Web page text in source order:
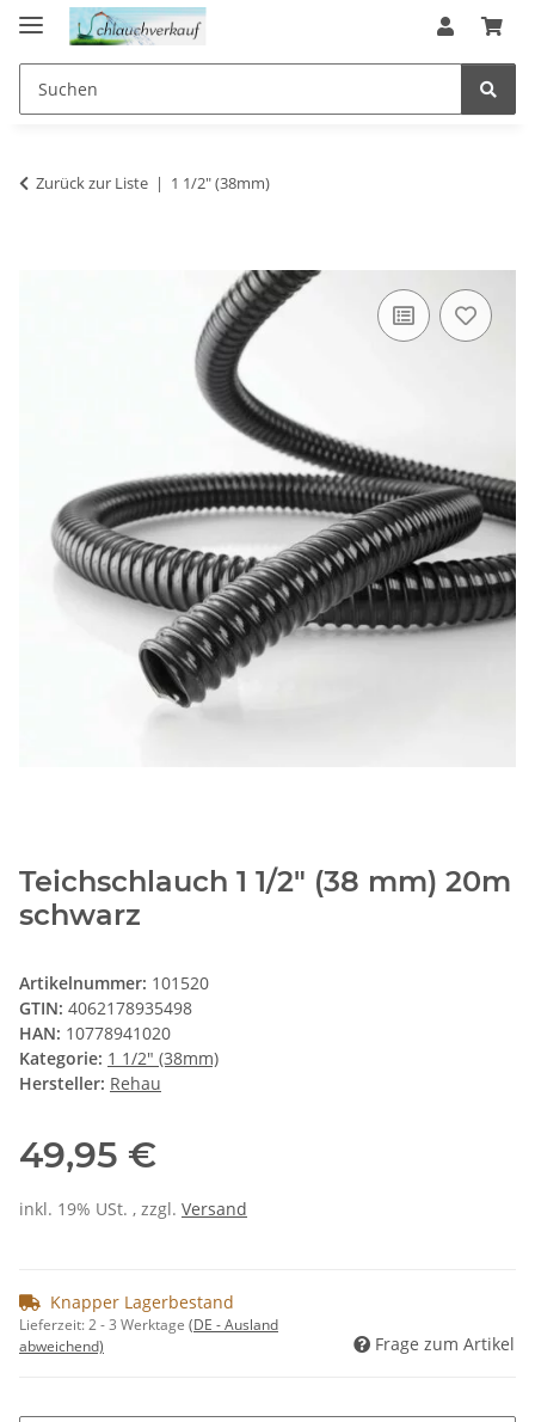
Zurück zur Liste 1 1/2" (38mm)
Teichschlauch 1 1/2" (38 mm) 20m
schwarz
Artikelnummer: 101520
GTIN: 4062178935498
HAN: 10778941020
Kategorie: 1 1/2" (38mm)
Hersteller: Rehau
49,95 €
inkl. 19% USt. , zzgl. Versand
Knapper Lagerbestand
Lieferzeit:2 - 3 Werktage (DE - Ausland
abweichend)
Frage zum Artikel